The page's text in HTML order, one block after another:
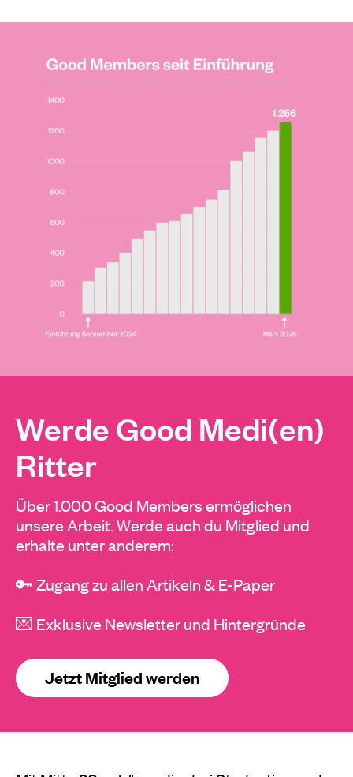
Werde Good Medi(en)
Ritter
Über 1.000 Good Members ermöglichen
unsere Arbeit. Werde auch du Mitglied und
erhalte unter anderem:
🔑 Zugang zu allen Artikeln & E-Paper
💌 Exklusive Newsletter und Hintergründe
Jetzt Mitglied werden